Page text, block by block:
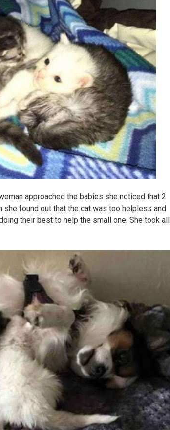
approached the babies she noticed that 2
found out that the cat was too helpless and
their best to help the small one. She took all